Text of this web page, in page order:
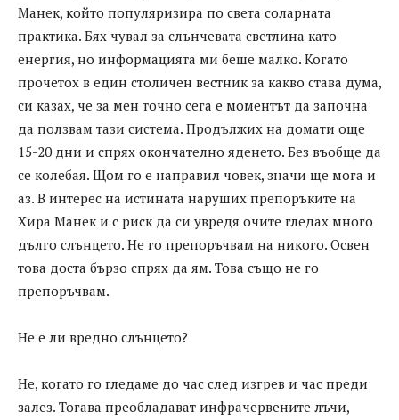
Манек, който популяризира по света соларната
практика. Бях чувал за слънчевата светлина като
енергия, но информацията ми беше малко. Когато
прочетох в един столичен вестник за какво става дума,
си казах, че за мен точно сега е моментът да започна
да ползвам тази система. Продължих на домати още
15-20 дни и спрях окончателно яденето. Без въобще да
се колебая. Щом го е направил човек, значи ще мога и
аз. В интерес на истината наруших препоръките на
Хира Манек и с риск да си увредя очите гледах много
дълго слънцето. Не го препоръчвам на никого. Освен
това доста бързо спрях да ям. Това също не го
препоръчвам.
Не е ли вредно слънцето?
Не, когато го гледаме до час след изгрев и час преди
залез. Тогава преобладават инфрачервените лъчи,